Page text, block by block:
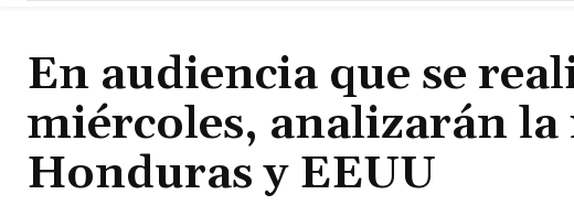
En audiencia que se
miércoles, analizarán
Honduras y EEUU